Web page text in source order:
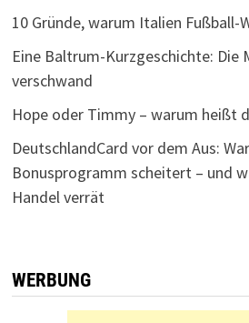
10 Gründe, warum Italien
Eine Baltrum-Kurzgeschichte: Die
verschwand
Hope oder Timmy – warum heißt
DeutschlandCard vor dem Aus:
Bonusprogramm scheitert – und
Handel verrät
WERBUNG